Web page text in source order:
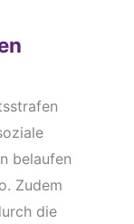
belaufen
Zudem
die